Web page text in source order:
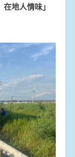
地人情味」